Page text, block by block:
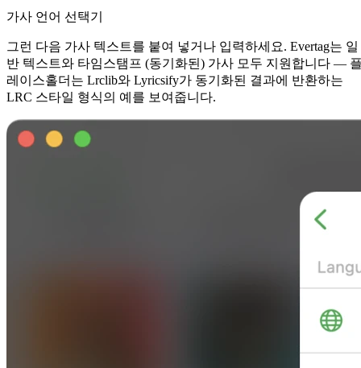
가사 언어 선택기
그런 다음 가사 텍스트를 붙여 넣거나 입력하세요. Evertag는 일
반 텍스트와 타임스탬프 (동기화된) 가사 모두 지원합니다 —
레이스홀더는 Lrclib와 Lyricsify가 동기화된 결과에 반환하는
LRC 스타일 형식의 예를 보여줍니다.